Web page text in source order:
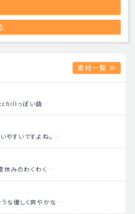
素材一覧
chillっぽい曲…
やすいですよね。…
休みのわくわく…
な優しく爽やかな…